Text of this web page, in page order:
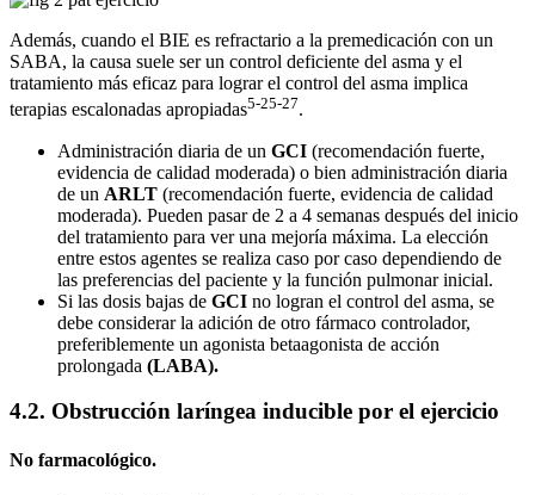
Además, cuando el BIE es refractario a la premedicación con un
SABA, la causa suele ser un control deficiente del asma y el
tratamiento más eficaz para lograr el control del asma implica
terapias escalonadas apropiadas5-25-27.
Administración diaria de un GCI (recomendación fuerte,
evidencia de calidad moderada) o bien administración diaria
de un ARLT (recomendación fuerte, evidencia de calidad
moderada). Pueden pasar de 2 a 4 semanas después del inicio
del tratamiento para ver una mejoría máxima. La elección
entre estos agentes se realiza caso por caso dependiendo de
las preferencias del paciente y la función pulmonar inicial.
Si las dosis bajas de GCI no logran el control del asma, se
debe considerar la adición de otro fármaco controlador,
preferiblemente un agonista betaagonista de acción
prolongada (LABA).
4.2. Obstrucción laríngea inducible por el ejercicio
No farmacológico.